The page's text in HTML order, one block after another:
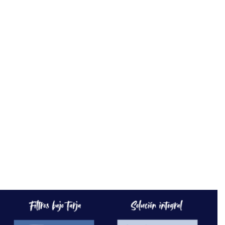
notario solo recursos propios (no se
acepta crédito hipotecario) honorarios
legales: $350,000 mxn ideal para vivir,